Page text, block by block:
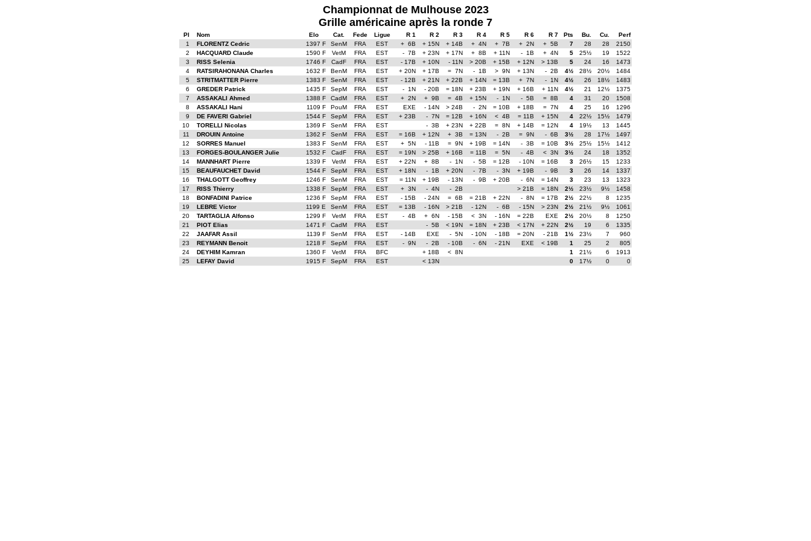
Championnat de Mulhouse 2023
Grille américaine après la ronde 7
Pl Nom Elo Cat. Fede Ligue R 1 R 2 R 3 R 4 R 5 R 6 R 7 Pts Bu. Cu.
Perf
1
FLORENTZ Cedric 1397 F SenM FRA EST + 6B + 15N + 14B + 4N + 7B + 2N + 5B 7 28 28
2150
2
HACQUARD Claude 1590 F VetM FRA EST - 7B + 23N + 17N + 8B + 11N - 1B + 4N 5 25½ 19
1522
3
RISS Selenia 1746 F CadF FRA EST - 17B + 10N - 11N > 20B + 15B + 12N > 13B 5 24 16
1473
4
RATSIRAHONANA Charles 1632 F BenM FRA EST + 20N + 17B = 7N - 1B > 9N + 13N - 2B 4½ 28½ 20½
1484
5
STRITMATTER Pierre 1383 F SenM FRA EST - 12B + 21N + 22B + 14N = 13B + 7N - 1N 4½ 26 18½
1483
6
GREDER Patrick 1435 F SepM FRA EST - 1N - 20B = 18N + 23B + 19N + 16B + 11N 4½ 21 12½
1375
7
ASSAKALI Ahmed 1388 F CadM FRA EST + 2N + 9B = 4B + 15N - 1N - 5B = 8B 4 31 20
1508
8
ASSAKALI Hani 1109 F PouM FRA EST EXE - 14N > 24B - 2N = 10B + 18B = 7N 4 25 16
1296
9
DE FAVERI Gabriel 1544 F SepM FRA EST + 23B - 7N = 12B + 16N < 4B = 11B + 15N 4 22½ 15½
1479
10
TORELLI Nicolas 1369 F SenM FRA EST - 3B + 23N + 22B = 8N + 14B = 12N 4 19½ 13
1445
11
DROUIN Antoine 1362 F SenM FRA EST = 16B + 12N + 3B = 13N - 2B = 9N - 6B 3½ 28 17½
1497
12
SORRES Manuel 1383 F SenM FRA EST + 5N - 11B = 9N + 19B = 14N - 3B = 10B 3½ 25½ 15½
1412
13
FORGES-BOULANGER Julie 1532 F CadF FRA EST = 19N > 25B + 16B = 11B = 5N - 4B < 3N 3½ 24 18
1352
14
MANNHART Pierre 1339 F VetM FRA EST + 22N + 8B - 1N - 5B = 12B - 10N = 16B 3 26½ 15
1233
15
BEAUFAUCHET David 1544 F SepM FRA EST + 18N - 1B + 20N - 7B - 3N + 19B - 9B 3 26 14
1337
16
THALGOTT Geoffrey 1246 F SenM FRA EST = 11N + 19B - 13N - 9B + 20B - 6N = 14N 3 23 13
1323
17
RISS Thierry 1338 F SepM FRA EST + 3N - 4N - 2B > 21B = 18N 2½ 23½ 9½
1458
18
BONFADINI Patrice 1236 F SepM FRA EST - 15B - 24N = 6B = 21B + 22N - 8N = 17B 2½ 22½ 8
1235
19
LEBRE Victor 1199 E SenM FRA EST = 13B - 16N > 21B - 12N - 6B - 15N > 23N 2½ 21½ 9½
1061
20
TARTAGLIA Alfonso 1299 F VetM FRA EST - 4B + 6N - 15B < 3N - 16N = 22B EXE 2½ 20½ 8
1250
21
PIOT Elias 1471 F CadM FRA EST - 5B < 19N = 18N + 23B < 17N + 22N 2½ 19 6
1335
22
JAAFAR Assil 1139 F SenM FRA EST - 14B EXE - 5N - 10N - 18B = 20N - 21B 1½ 23½ 7
960
23
REYMANN Benoit 1218 F SepM FRA EST - 9N - 2B - 10B - 6N - 21N EXE < 19B 1 25 2
805
24
DEYHIM Kamran 1360 F VetM FRA BFC + 18B < 8N 1 21½ 6
1913
25
LEFAY David 1915 F SepM FRA EST < 13N 0 17½ 0 0